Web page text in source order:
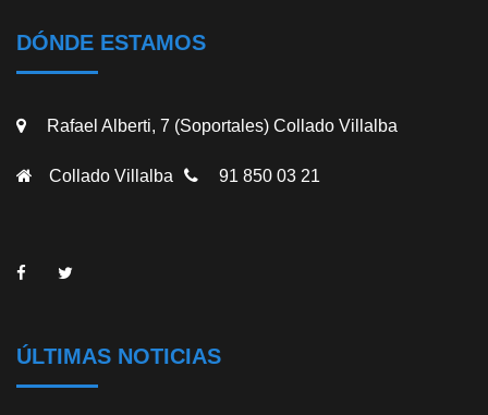
DÓNDE ESTAMOS
Rafael Alberti, 7 (Soportales) Collado Villalba
Collado Villalba 91 850 03 21
ÚLTIMAS NOTICIAS